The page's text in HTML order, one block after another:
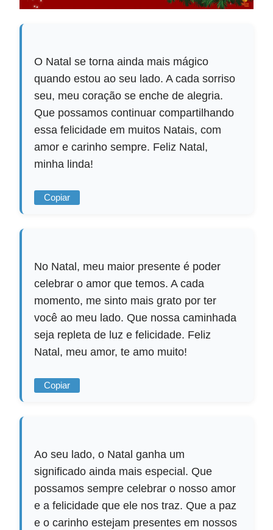
O Natal se torna ainda mais mágico
quando estou ao seu lado. A cada sorriso
seu, meu coração se enche de alegria.
Que possamos continuar compartilhando
essa felicidade em muitos Natais, com
amor e carinho sempre. Feliz Natal,
minha linda!
Copiar
No Natal, meu maior presente é poder
celebrar o amor que temos. A cada
momento, me sinto mais grato por ter
você ao meu lado. Que nossa caminhada
seja repleta de luz e felicidade. Feliz
Natal, meu amor, te amo muito!
Copiar
Ao seu lado, o Natal ganha um
significado ainda mais especial. Que
possamos sempre celebrar o nosso amor
e a felicidade que ele nos traz. Que a paz
e o carinho estejam presentes em nossos